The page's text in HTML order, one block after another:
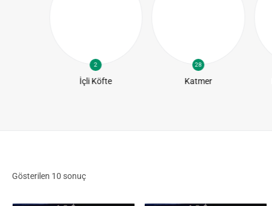
2
İçli Köfte
28
Katmer
Gösterilen 10 sonuç